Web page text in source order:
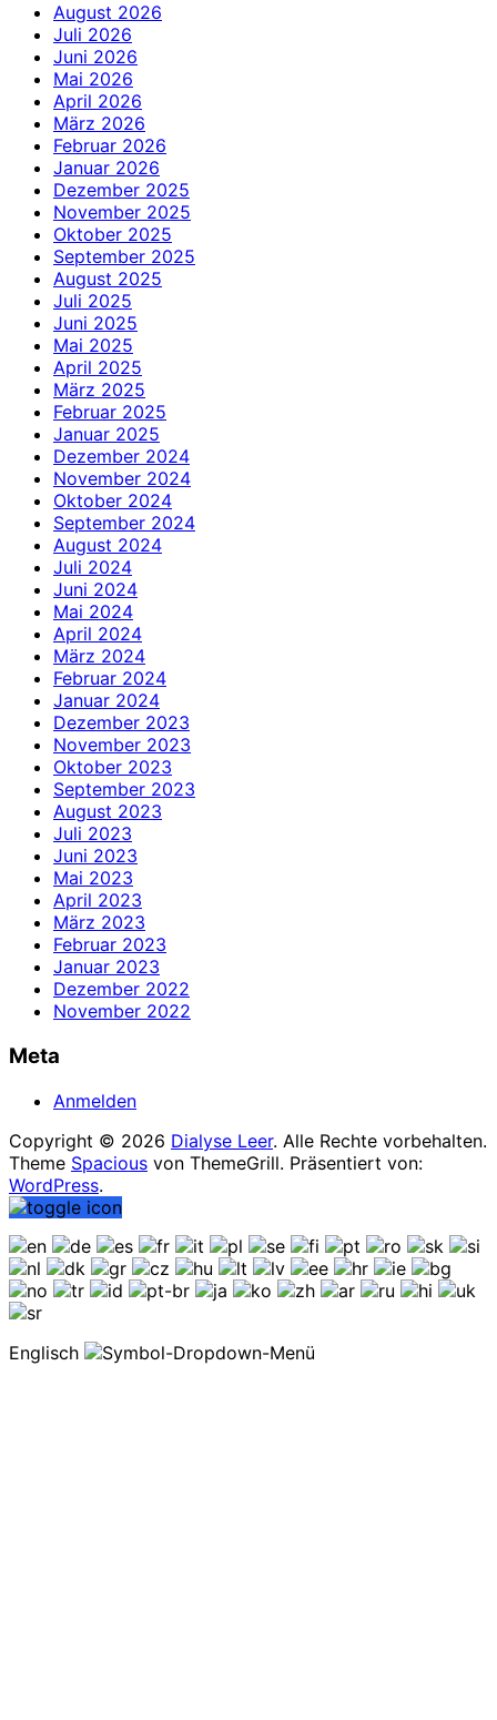
August 2026
Juli 2026
Juni 2026
Mai 2026
April 2026
März 2026
Februar 2026
Januar 2026
Dezember 2025
November 2025
Oktober 2025
September 2025
August 2025
Juli 2025
Juni 2025
Mai 2025
April 2025
März 2025
Februar 2025
Januar 2025
Dezember 2024
November 2024
Oktober 2024
September 2024
August 2024
Juli 2024
Juni 2024
Mai 2024
April 2024
März 2024
Februar 2024
Januar 2024
Dezember 2023
November 2023
Oktober 2023
September 2023
August 2023
Juli 2023
Juni 2023
Mai 2023
April 2023
März 2023
Februar 2023
Januar 2023
Dezember 2022
November 2022
Meta
Anmelden
Copyright © 2026 Dialyse Leer. Alle Rechte vorbehalten.
Theme Spacious von ThemeGrill. Präsentiert von:
WordPress.
Englisch